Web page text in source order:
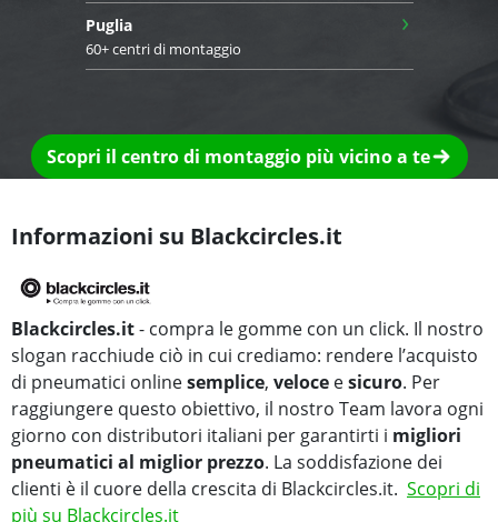
Puglia
60+ centri di montaggio
›
Scopri il centro di montaggio più vicino a te
Informazioni su Blackcircles.it
Blackcircles.it- compra le gomme con un click. Il nostro
slogan racchiude ciò in cui crediamo: rendere l’acquisto
di pneumatici onlinesemplice, veloce esicuro. Per
raggiungere questo obiettivo, il nostro Team lavora ogni
giorno con distributori italiani per garantirti i migliori
pneumatici al miglior prezzo. La soddisfazione dei
clienti è il cuore della crescita di Blackcircles.it. Scopri di
più su Blackcircles.it